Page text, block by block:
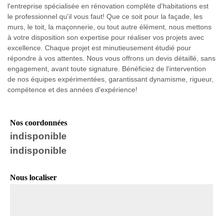
l'entreprise spécialisée en rénovation complète d'habitations est
le professionnel qu'il vous faut! Que ce soit pour la façade, les
murs, le toit, la maçonnerie, ou tout autre élément, nous mettons
à votre disposition son expertise pour réaliser vos projets avec
excellence. Chaque projet est minutieusement étudié pour
répondre à vos attentes. Nous vous offrons un devis détaillé, sans
engagement, avant toute signature. Bénéficiez de l'intervention
de nos équipes expérimentées, garantissant dynamisme, rigueur,
compétence et des années d'expérience!
Nos coordonnées
indisponible
indisponible
Nous localiser